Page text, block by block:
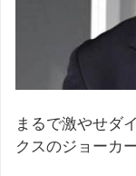
まるで激やせダ
クスのジョーカ